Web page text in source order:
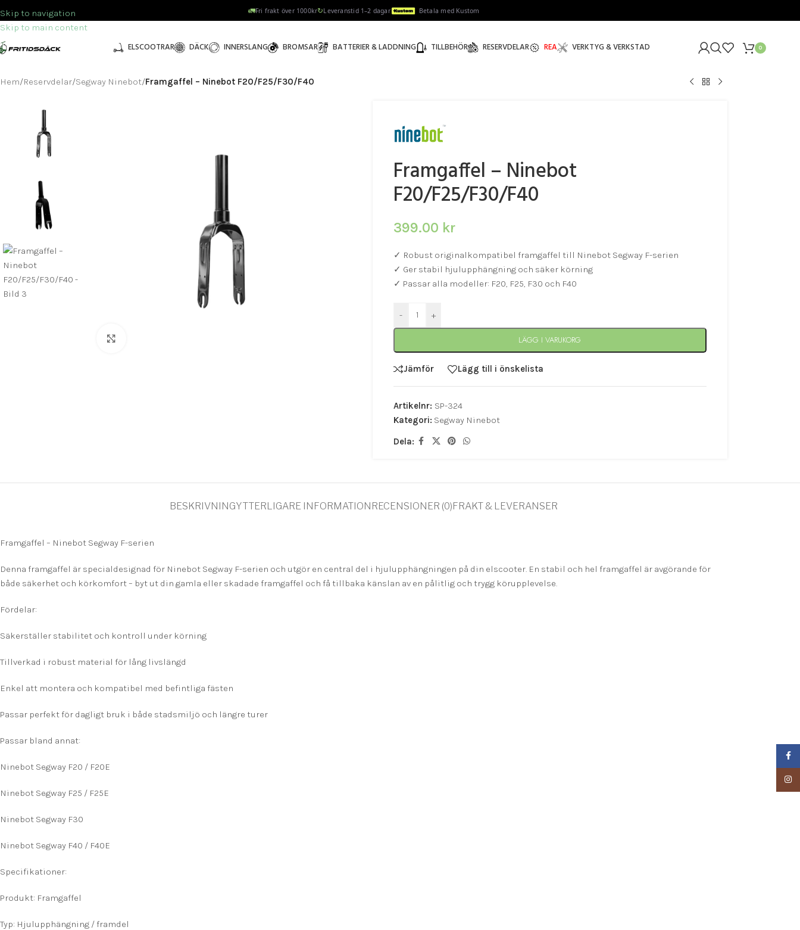
Skip to navigation
Skip to main content
🚛Fri frakt över 1000kr↻Leveranstid 1–2 dagar Betala med Kustom
ELSCOOTRAR DÄCK INNERSLANG BROMSAR BATTERIER & LADDNING TILLBEHÖR RESERVDELAR REA VERKTYG & VERKSTAD 0
Hem/Reservdelar/Segway Ninebot/Framgaffel – Ninebot F20/F25/F30/F40
Framgaffel – Ninebot
F20/F25/F30/F40
399.00 kr
✓ Robust originalkompatibel framgaffel till Ninebot Segway F-serien
✓ Ger stabil hjulupphängning och säker körning
✓ Passar alla modeller: F20, F25, F30 och F40
- +
LÄGG I VARUKORG
Jämför Lägg till i önskelista
Artikelnr: SP-324
Kategori: Segway Ninebot
Dela:
BESKRIVNINGYTTERLIGARE INFORMATION RECENSIONER (0)FRAKT & LEVERANSER
Framgaffel – Ninebot Segway F-serien
Denna framgaffel är specialdesignad för Ninebot Segway F-serien och utgör en central del i hjulupphängningen på din elscooter. En stabil och hel framgaffel är avgörande för
både säkerhet och körkomfort – byt ut din gamla eller skadade framgaffel och få tillbaka känslan av en pålitlig och trygg körupplevelse.
Fördelar:
Säkerställer stabilitet och kontroll under körning
Tillverkad i robust material för lång livslängd
Enkel att montera och kompatibel med befintliga fästen
Passar perfekt för dagligt bruk i både stadsmiljö och längre turer
Passar bland annat:
Ninebot Segway F20 / F20E
Ninebot Segway F25 / F25E
Ninebot Segway F30
Ninebot Segway F40 / F40E
Specifikationer:
Produkt: Framgaffel
Typ: Hjulupphängning / framdel